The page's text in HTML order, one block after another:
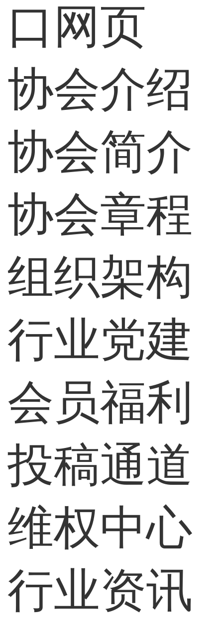
口网页
协会介绍
协会简介
协会章程
组织架构
行业党建
会员福利
投稿通道
维权中心
行业资讯